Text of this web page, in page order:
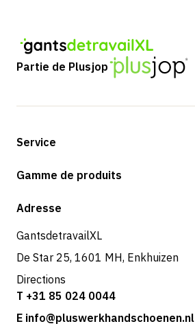
Partie de Plusjop
Service
Options de paiement
Retours et service
Gamme de produits
Boutique
Adresse
GantsdetravailXL
De Star 25, 1601 MH, Enkhuizen
Directions
T +31 85 024 0044
E info@pluswerkhandschoenen.nl